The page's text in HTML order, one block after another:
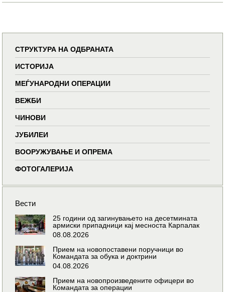
СТРУКТУРА НА ОДБРАНАТА
ИСТОРИЈА
МЕЃУНАРОДНИ ОПЕРАЦИИ
ВЕЖБИ
ЧИНОВИ
ЈУБИЛЕИ
ВООРУЖУВАЊЕ И ОПРЕМА
ФОТОГАЛЕРИЈА
Вести
25 години од загинувањето на десетмината
армиски припадници кај месноста Карпалак
08.08.2026
Прием на новопоставени поручници во
Командата за обука и доктрини
04.08.2026
Прием на новопроизведените офицери во
Командата за операции